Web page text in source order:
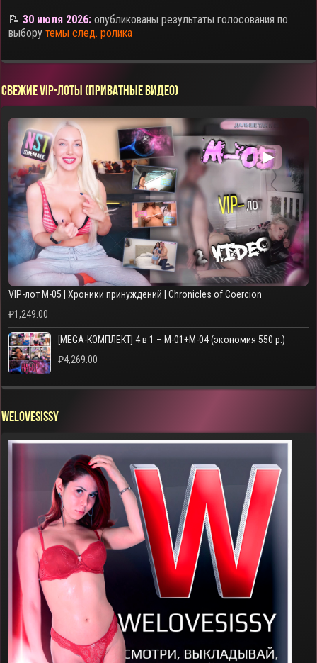
📝30 июля 2026: опубликованы результаты голосования по
выборутемы след. ролика
СВЕЖИЕ VIP-ЛОТЫ (ПРИВАТНЫЕ ВИДЕО)
▶
VIP-лот M-05 | Хроники принуждений | Chronicles of Coercion
₽1,249.00
[MEGA-КОМПЛЕКТ] 4 в 1 – M-01+M-04 (экономия 550 р.)
₽4,269.00
WELOVESISSY